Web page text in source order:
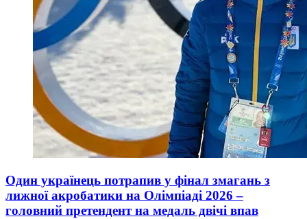
Один українець потрапив у фінал змагань з
лижної акробатики на Олімпіаді 2026 –
головний претендент на медаль двічі впав